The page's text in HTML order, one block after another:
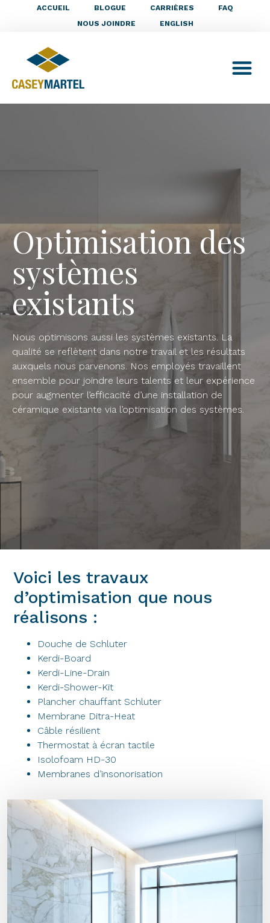
ACCUEIL BLOGUE CARRIÈRES
FAQ
NOUS JOINDRE
ENGLISH
Optimisation des
systèmes
existants
Nous optimisons aussi les systèmes existants. La
qualité se reflètent dans notre travail et les résultats
auxquels nous parvenons. Nos employés travaillent
ensemble pour joindre leurs talents et leur expérience
pour augmenter l’efficacité d’une installation de
céramique existante via l’optimisation des systèmes.
Voici les travaux
d’optimisation que nous
réalisons :
Douche de Schluter
Kerdi-Board
Kerdi-Line-Drain
Kerdi-Shower-Kit
Plancher chauffant Schluter
Membrane Ditra-Heat
Câble résilient
Thermostat à écran tactile
Isolofoam HD-30
Membranes d’insonorisation